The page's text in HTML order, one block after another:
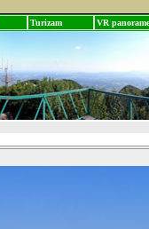
Turizam VR panorame